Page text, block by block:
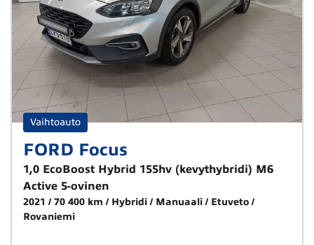
Vaihtoauto
FORD Focus
1,0 EcoBoost Hybrid 155hv (kevythybridi) M6
Active 5-ovinen
2021 70 400 km Hybridi Manuaali
Etuveto
Rovaniemi